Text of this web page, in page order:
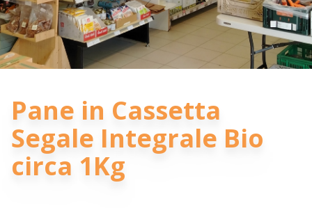
Pane in Cassetta
Segale Integrale Bio
circa 1Kg